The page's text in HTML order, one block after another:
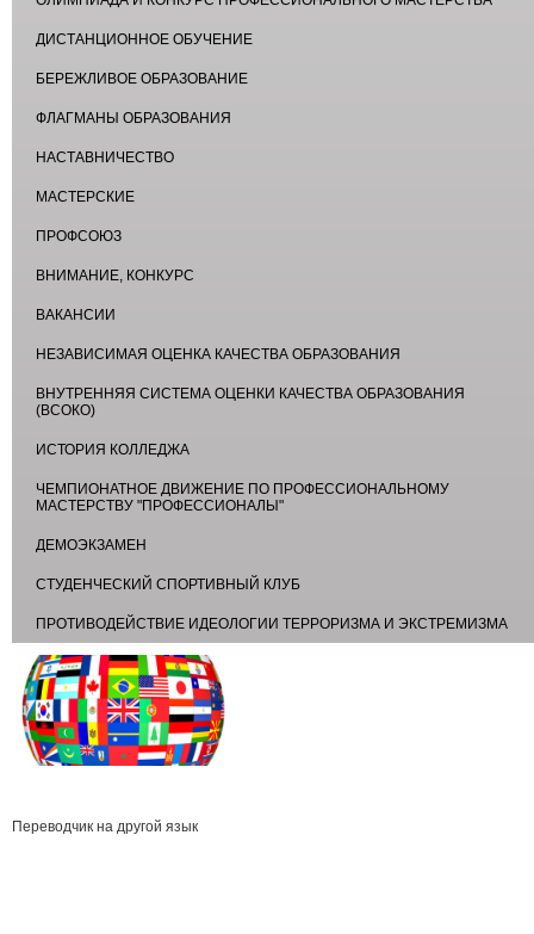
ДИСТАНЦИОННОЕ ОБУЧЕНИЕ
БЕРЕЖЛИВОЕ ОБРАЗОВАНИЕ
ФЛАГМАНЫ ОБРАЗОВАНИЯ
НАСТАВНИЧЕСТВО
МАСТЕРСКИЕ
ПРОФСОЮЗ
ВНИМАНИЕ, КОНКУРС
ВАКАНСИИ
НЕЗАВИСИМАЯ ОЦЕНКА КАЧЕСТВА ОБРАЗОВАНИЯ
ВНУТРЕННЯЯ СИСТЕМА ОЦЕНКИ КАЧЕСТВА ОБРАЗОВАНИЯ
(ВСОКО)
ИСТОРИЯ КОЛЛЕДЖА
ЧЕМПИОНАТНОЕ ДВИЖЕНИЕ ПО ПРОФЕССИОНАЛЬНОМУ
МАСТЕРСТВУ "ПРОФЕССИОНАЛЫ"
ДЕМОЭКЗАМЕН
СТУДЕНЧЕСКИЙ СПОРТИВНЫЙ КЛУБ
ПРОТИВОДЕЙСТВИЕ ИДЕОЛОГИИ ТЕРРОРИЗМА И ЭКСТРЕМИЗМА
Переводчик на другой язык